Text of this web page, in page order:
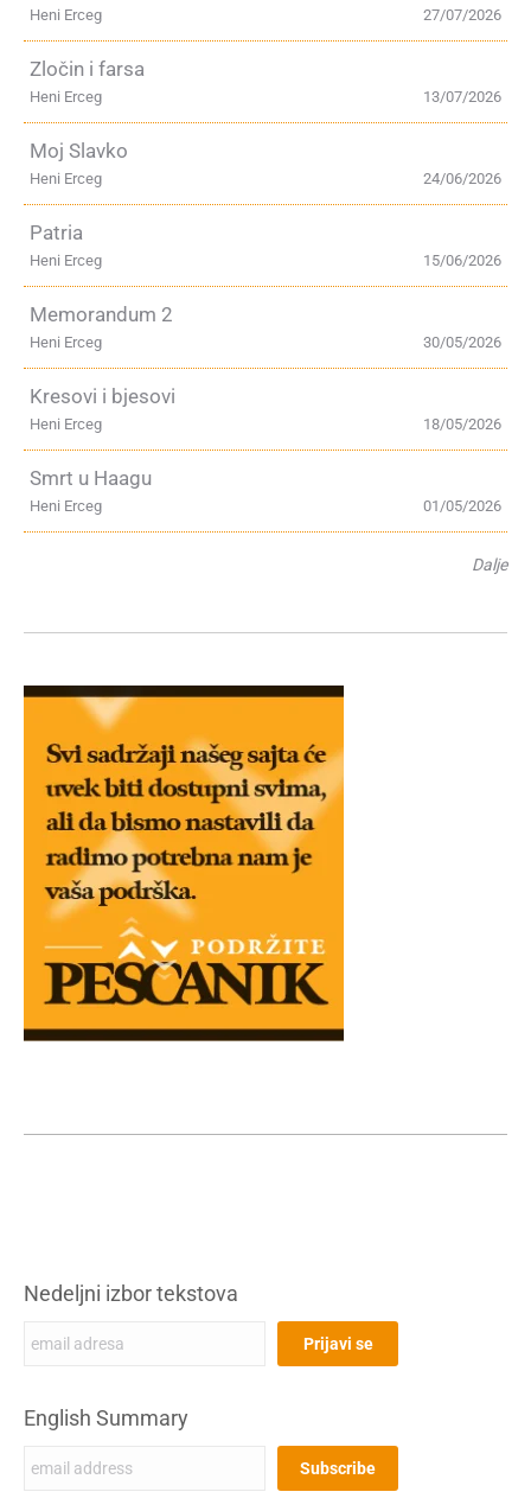
27/07/2026
Heni Erceg
Zločin i farsa
13/07/2026
Heni Erceg
Moj Slavko
24/06/2026
Heni Erceg
Patria
15/06/2026
Heni Erceg
Memorandum 2
30/05/2026
Heni Erceg
Kresovi i bjesovi
18/05/2026
Heni Erceg
Smrt u Haagu
01/05/2026
Heni Erceg
Dalje
Nedeljni izbor tekstova
English Summary